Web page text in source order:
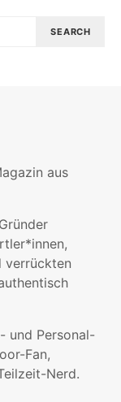
SEARCH
aus
verrückten
und Personal-
Fan,
Nerd.